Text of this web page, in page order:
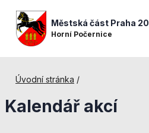
Městská část Praha 20
Horní Počernice
Úvodní stránka /
Kalendář akcí